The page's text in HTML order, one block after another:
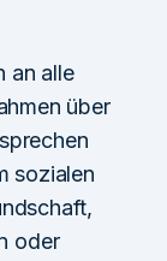
an alle
über
sozialen
oder